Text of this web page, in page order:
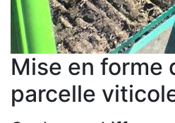
Mise en forme
parcelle